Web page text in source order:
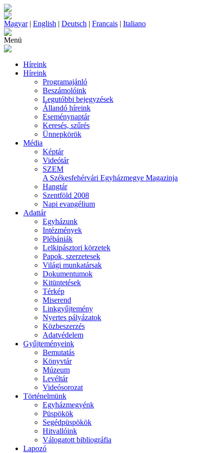
Magyar| English | Deutsch | Francais | Italiano
Menü
Híreink
Híreink
Programajánló
Beszámolóink
Legutóbbi bejegyzések
Állandó híreink
Eseménynaptár
Keresés, szűrés
Ünnepkörök
Média
Képtár
Videótár
SZEM
A Székesfehérvári Egyházmegye Magazinja
Hangtár
Szentföld 2008
Napi evangélium
Adattár
Egyházunk
Intézmények
Plébániák
Lelkipásztori körzetek
Papok, szerzetesek
Világi munkatársak
Dokumentumok
Kitüntetések
Térkép
Miserend
Linkgyűjtemény
Nyertes pályázatok
Közbeszerzés
Adatvédelem
Gyűjteményeink
Bemutatás
Könyvtár
Múzeum
Levéltár
Videósorozat
Történelmünk
Egyházmegyénk
Püspökök
Segédpüspökök
Hitvallóink
Válogatott bibliográfia
Lapozó